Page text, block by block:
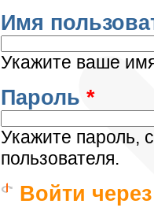
Имя
Укажите ваше
Пароль *
Укажите пароль,
пользователя.
Войти